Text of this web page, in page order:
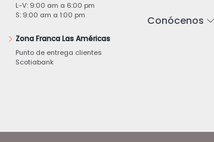
L-V: 9:00 am a 6:00 pm
S: 9:00 am a 1:00 pm
Zona Franca Las Américas
Punto de entrega clientes
Scotiabank
Conócenos